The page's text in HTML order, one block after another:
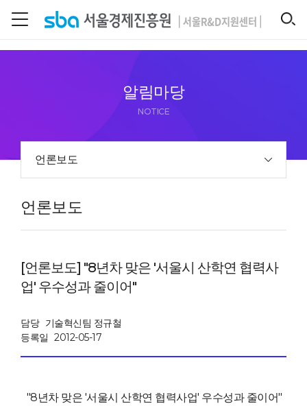
알림마당
NOTICE
언론보도
언론보도
[언론보도] "8년차 맞은 '서울시 산학연 협력사
업' 우수성과 줄이어"
담당 기술혁신팀 정규철
등록일 2012-05-17
"8년차 맞은 '서울시 산학연 협력사업' 우수성과 줄이어"